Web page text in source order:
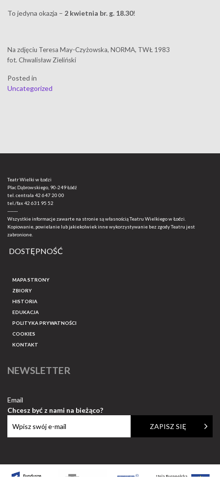
To jedyna okazja – 2 kwietnia br. g. 18.30!
Na zdjęciu Teresa May-Czyżowska, NORMA, TWŁ 1983
fot. Chwalisław Zieliński
Posted in
Uncategorized
Teatr Wielki w Łodzi
Plac Dąbrowskiego, 90-249 Łódź
tel. centrala 42 647 20 00
tel./fax42 631 95 52
-------
Wszystkie informacje zawarte na stronie są własnością Teatru Wielkiego w Łodzi.
Kopiowanie, powielanie lub jakiekolwiek inne wykorzystywanie bez zgody Teatru jest
zabronione.
DOSTĘPNOŚĆ
MAPA STRONY
ZBIORY
HISTORIA
EDUKACJA
POLITYKA PRYWATNOŚCI
COOKIES
KONTAKT
NEWSLETTER
Email
Chcesz być z nami na bieżąco?